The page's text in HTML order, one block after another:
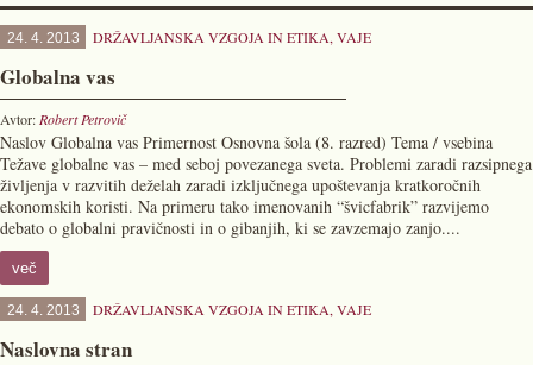
24. 4. 2013 DRŽAVLJANSKA VZGOJA IN ETIKA, VAJE
Globalna vas
Avtor: Robert Petrovič
Naslov Globalna vas Primernost Osnovna šola (8. razred) Tema / vsebina
Težave globalne vas – med seboj povezanega sveta. Problemi zaradi razsipnega
življenja v razvitih deželah zaradi izključnega upoštevanja kratkoročnih
ekonomskih koristi. Na primeru tako imenovanih “švicfabrik” razvijemo
debato o globalni pravičnosti in o gibanjih, ki se zavzemajo zanjo....
več
24. 4. 2013 DRŽAVLJANSKA VZGOJA IN ETIKA, VAJE
Naslovna stran